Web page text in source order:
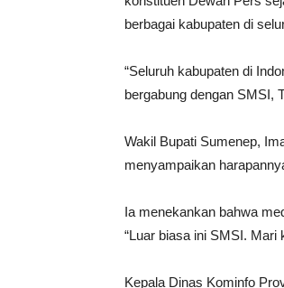
berbagai kabupaten di
“Seluruh kabupaten di
bergabung dengan SMSI,
Wakil Bupati Sumenep,
menyampaikan
Ia menekankan bahwa
“Luar biasa ini SMSI. Mari
Kepala Dinas Kominfo